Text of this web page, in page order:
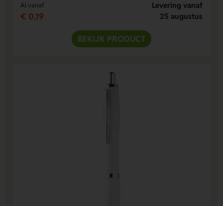
Al vanaf
€ 0,19
Levering vanaf
25 augustus
BEKIJK PRODUCT